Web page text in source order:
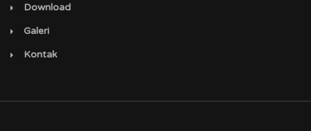
Download
Galeri
Kontak